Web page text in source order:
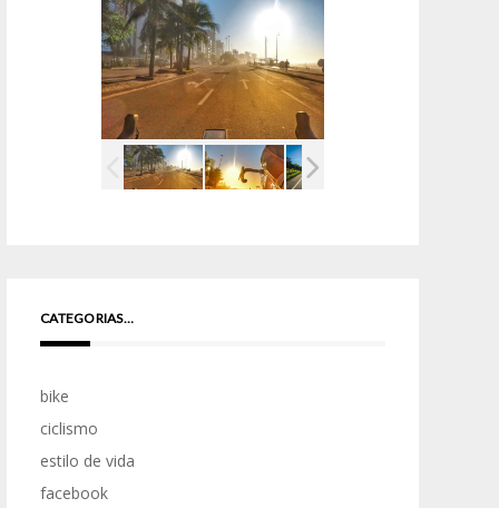
CATEGORIAS…
bike
ciclismo
estilo de vida
facebook